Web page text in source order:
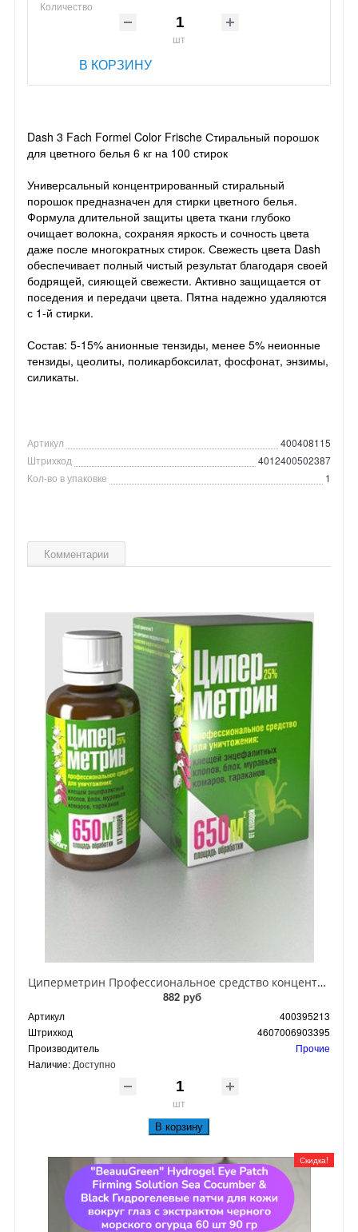
Количество
шт
В КОРЗИНУ
Dash 3 Fach Formel Color Frische Стиральный порошок
для цветного белья 6 кг на 100 стирок
Универсальный концентрированный стиральный
порошок предназначен для стирки цветного белья.
Формула длительной защиты цвета ткани глубоко
очищает волокна, сохраняя яркость и сочность цвета
даже после многократных стирок. Свежесть цвета Dash
обеспечивает полный чистый результат благодаря своей
бодрящей, сияющей свежести. Активно защищается от
поседения и передачи цвета. Пятна надежно удаляются
с 1-й стирки.
Состав: 5-15% анионные тензиды, менее 5% неионные
тензиды, цеолиты, поликарбоксилат, фосфонат, энзимы,
силикаты.
Артикул
400408115
Штрихкод
4012400502387
Кол-во в упаковке
1
Комментарии
Циперметрин Профессиональное средство концентрат эмульсии 25% для уничтожения тараканов, мух,комаров, блох, клопов, муравьев, ос 50 мл
882 руб
Артикул
400395213
Штрихкод
4607006903395
Производитель
Прочие
Наличие: Доступно
шт
В корзину
Скидка!